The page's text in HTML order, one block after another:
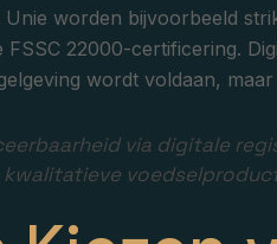
worden bijvoorbeeld
FSSC 22000-certificering.
wordt voldaan,
via digitale